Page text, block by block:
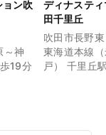
ョン吹
～神
19分
ディナステ
田千里丘
吹田市長野東
東海道本線
戸） 千里丘